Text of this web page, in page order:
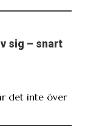
sig – snart
det inte över